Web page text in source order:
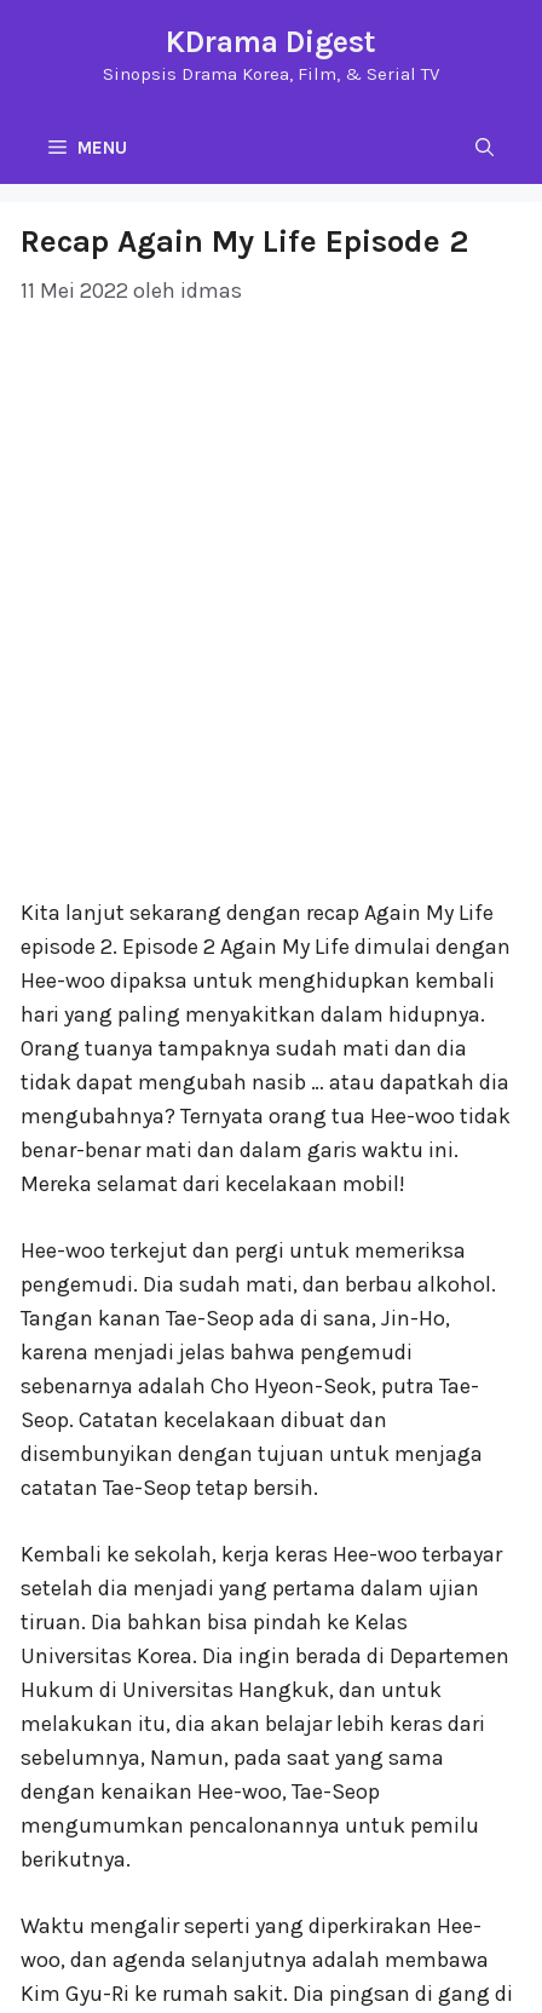
KDrama Digest
Sinopsis Drama Korea, Film, & Serial TV
MENU
Recap Again My Life Episode 2
11 Mei 2022 oleh idmas
Kita lanjut sekarang dengan recap Again My Life
episode 2. Episode 2 Again My Life dimulai dengan
Hee-woo dipaksa untuk menghidupkan kembali
hari yang paling menyakitkan dalam hidupnya.
Orang tuanya tampaknya sudah mati dan dia
tidak dapat mengubah nasib … atau dapatkah dia
mengubahnya? Ternyata orang tua Hee-woo tidak
benar-benar mati dan dalam garis waktu ini.
Mereka selamat dari kecelakaan mobil!
Hee-woo terkejut dan pergi untuk memeriksa
pengemudi. Dia sudah mati, dan berbau alkohol.
Tangan kanan Tae-Seop ada di sana, Jin-Ho,
karena menjadi jelas bahwa pengemudi
sebenarnya adalah Cho Hyeon-Seok, putra Tae-
Seop. Catatan kecelakaan dibuat dan
disembunyikan dengan tujuan untuk menjaga
catatan Tae-Seop tetap bersih.
Kembali ke sekolah, kerja keras Hee-woo terbayar
setelah dia menjadi yang pertama dalam ujian
tiruan. Dia bahkan bisa pindah ke Kelas
Universitas Korea. Dia ingin berada di Departemen
Hukum di Universitas Hangkuk, dan untuk
melakukan itu, dia akan belajar lebih keras dari
sebelumnya, Namun, pada saat yang sama
dengan kenaikan Hee-woo, Tae-Seop
mengumumkan pencalonannya untuk pemilu
berikutnya.
Waktu mengalir seperti yang diperkirakan Hee-
woo, dan agenda selanjutnya adalah membawa
Kim Gyu-Ri ke rumah sakit. Dia pingsan di gang di